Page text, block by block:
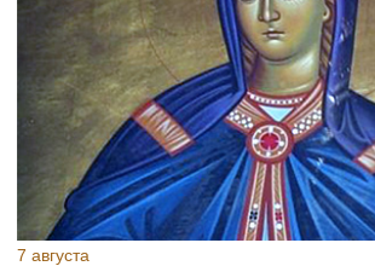
7 августа